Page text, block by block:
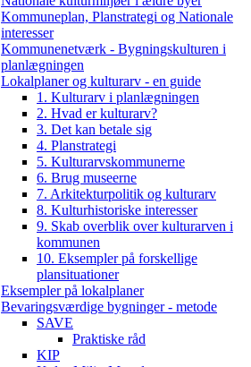
Kommuneplan, Planstrategi og Nationale
interesser
Kommunenetværk - Bygningskulturen i
planlægningen
Lokalplaner og kulturarv - en guide
1. Kulturarv i planlægningen
2. Hvad er kulturarv?
3. Det kan betale sig
4. Planstrategi
5. Kulturarvskommunerne
6. Brug museerne
7. Arkitekturpolitik og kulturarv
8. Kulturhistoriske interesser
9. Skab overblik over kulturarven i
kommunen
10. Eksempler på forskellige
plansituationer
Eksempler på lokalplaner
Bevaringsværdige bygninger - metode
SAVE
Praktiske råd
KIP